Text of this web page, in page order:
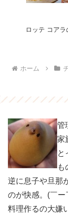
ロッテ コア
ホーム
管
家
と
も
逆に息子や旦那
のが快感。(￣ー
料理作るの大嫌